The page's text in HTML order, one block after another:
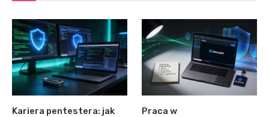
Kariera pentestera: jak
Praca w